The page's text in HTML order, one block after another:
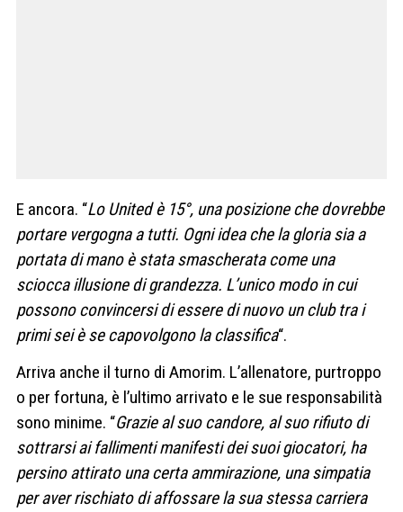
E ancora. “Lo United è 15°, una posizione che dovrebbe
portare vergogna a tutti. Ogni idea che la gloria sia a
portata di mano è stata smascherata come una
sciocca illusione di grandezza. L’unico modo in cui
possono convincersi di essere di nuovo un club tra i
primi sei è se capovolgono la classifica“.
Arriva anche il turno di Amorim. L’allenatore, purtroppo
o per fortuna, è l’ultimo arrivato e le sue responsabilità
sono minime. “Grazie al suo candore, al suo rifiuto di
sottrarsi ai fallimenti manifesti dei suoi giocatori, ha
persino attirato una certa ammirazione, una simpatia
per aver rischiato di affossare la sua stessa carriera